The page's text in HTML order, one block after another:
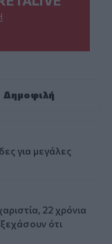
Δημοφιλή
για μεγάλες
22 χρόνια
ότι